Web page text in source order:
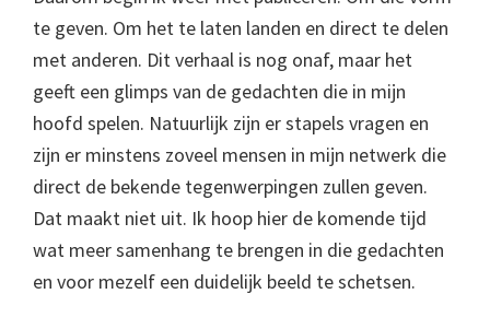
te geven. Om het te laten landen en direct te delen
met anderen. Dit verhaal is nog onaf, maar het
geeft een glimps van de gedachten die in mijn
hoofd spelen. Natuurlijk zijn er stapels vragen en
zijn er minstens zoveel mensen in mijn netwerk die
direct de bekende tegenwerpingen zullen geven.
Dat maakt niet uit. Ik hoop hier de komende tijd
wat meer samenhang te brengen in die gedachten
en voor mezelf een duidelijk beeld te schetsen.